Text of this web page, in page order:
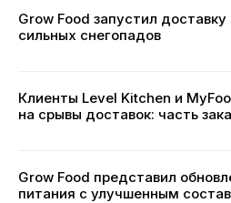
Grow Food запустил
сильных снегопадов
Клиенты Level Kitchen и
на срывы доставок: часть
Grow Food представил
питания с улучшенным